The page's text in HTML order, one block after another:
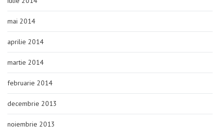
mai 2014
aprilie 2014
martie 2014
februarie 2014
decembrie 2013
noiembrie 2013